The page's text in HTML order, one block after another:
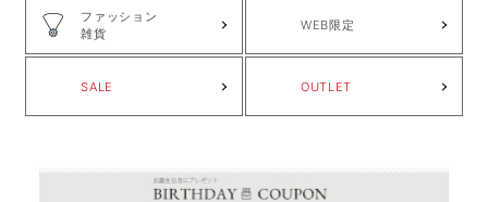
ファッション
雑貨
WEB限定
SALE OUTLET